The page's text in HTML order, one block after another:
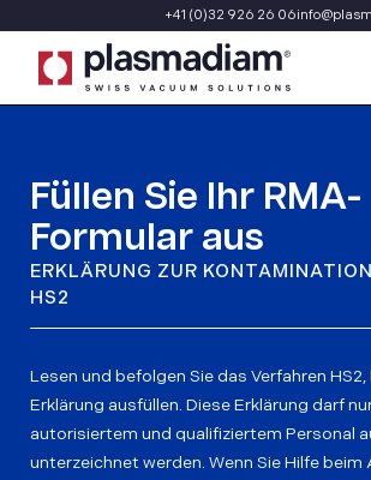
+41 (0)32 926 26 06
Füllen Sie Ihr RMA-
Formular aus
ERKLÄRUNG ZUR
HS2
Lesen und befolgen Sie das Verfahren
Erklärung ausfüllen. Diese Erklärung darf
autorisiertem und qualifiziertem Personal
unterzeichnet werden. Wenn Sie Hilfe beim